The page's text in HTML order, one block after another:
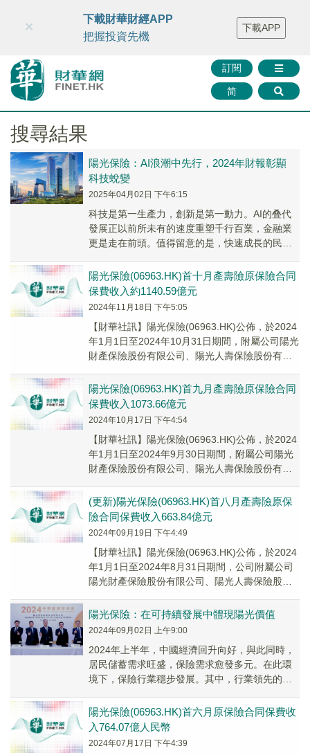
財華智庫網 FINTV FINMETA 財華證券 媒體矩陣
智庫沙龍
聯絡我們
訂閱
简
×
下載財華財經APP
把握投資先機
下載APP
搜尋結果
陽光保險：AI浪潮中先行，2024年財報彰顯
科技蛻變
2025年04月02日 下午6:15
科技是第一生產力，創新是第一動力。AI的叠代
發展正以前所未有的速度重塑千行百業，金融業
更是走在前頭。值得留意的是，快速成長的民營
敏...
陽光保險(06963.HK)首十月產壽險原保險合同
保費收入約1140.59億元
2024年11月18日 下午5:05
【財華社訊】陽光保險(06963.HK)公佈，於2024
年1月1日至2024年10月31日期間，附屬公司陽光
財產保險股份有限公司、陽光人壽保險股份有限
陽光保險(06963.HK)首九月產壽險原保險合同
保費收入1073.66億元
2024年10月17日 下午4:54
【財華社訊】陽光保險(06963.HK)公佈，於2024
年1月1日至2024年9月30日期間，附屬公司陽光
財產保險股份有限公司、陽光人壽保險股份有限
(更新)陽光保險(06963.HK)首八月產壽險原保
險合同保費收入663.84億元
2024年09月19日 下午4:49
【財華社訊】陽光保險(06963.HK)公佈，於2024
年1月1日至2024年8月31日期間，公司附屬公司
陽光財產保險股份有限公司、陽光人壽保險股份
陽光保險：在可持續發展中體現陽光價值
2024年09月02日 上午9:00
2024年上半年，中國經濟回升向好，與此同時，
居民儲蓄需求旺盛，保險需求愈發多元。在此環
境下，保險行業穩步發展。其中，行業領先的民
陽光保險(06963.HK)首六月原保險合同保費收
入764.07億人民幣
2024年07月17日 下午4:39